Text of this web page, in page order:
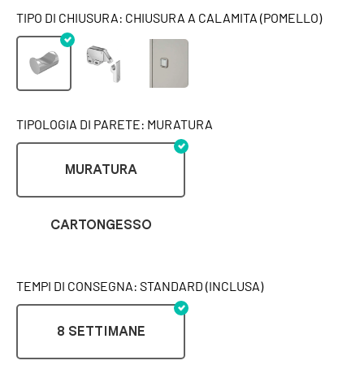
TIPO DI CHIUSURA: CHIUSURA A CALAMITA (POMELLO)
TIPOLOGIA DI PARETE: MURATURA
MURATURA
CARTONGESSO
TEMPI DI CONSEGNA: STANDARD (INCLUSA)
8 SETTIMANE